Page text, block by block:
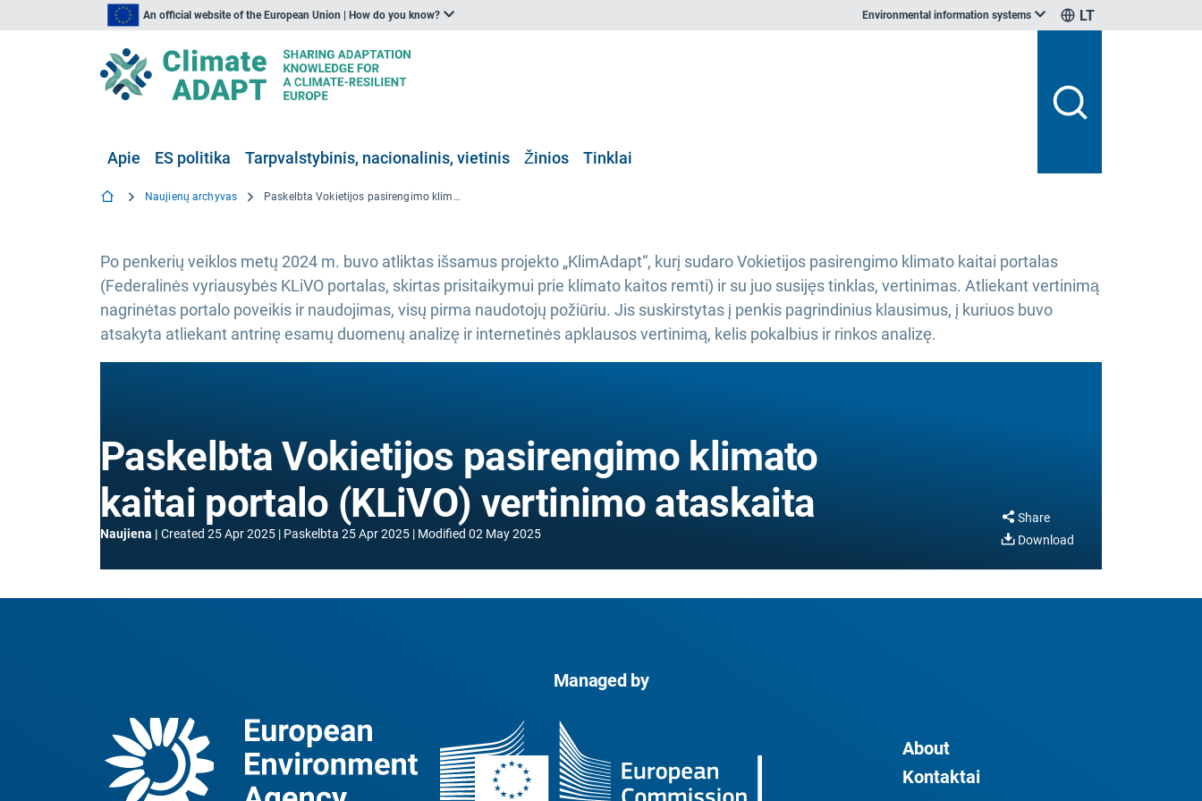
An official website of the European Union | How do you know? Environmental information systems LT
Apie ES politika Tarpvalstybinis, nacionalinis, vietinis Žinios Tinklai
Naujienų archyvas Paskelbta Vokietijos pasirengimo klimato kaitai portalo (KLiVO) vertinimo ataskaita
Po penkerių veiklos metų 2024 m. buvo atliktas išsamus projekto „KlimAdapt“, kurį sudaro Vokietijos pasirengimo klimato kaitai portalas
(Federalinės vyriausybės KLiVO portalas, skirtas prisitaikymui prie klimato kaitos remti) ir su juo susijęs tinklas, vertinimas. Atliekant vertinimą
nagrinėtas portalo poveikis ir naudojimas, visų pirma naudotojų požiūriu. Jis suskirstytas į penkis pagrindinius klausimus, į kuriuos buvo
atsakyta atliekant antrinę esamų duomenų analizę ir internetinės apklausos vertinimą, kelis pokalbius ir rinkos analizę.
Paskelbta Vokietijos pasirengimo klimato
kaitai portalo (KLiVO) vertinimo ataskaita
Naujiena Created 25 Apr 2025 Paskelbta 25 Apr 2025 Modified 02 May 2025
Share
Download
Managed by
About
Kontaktai